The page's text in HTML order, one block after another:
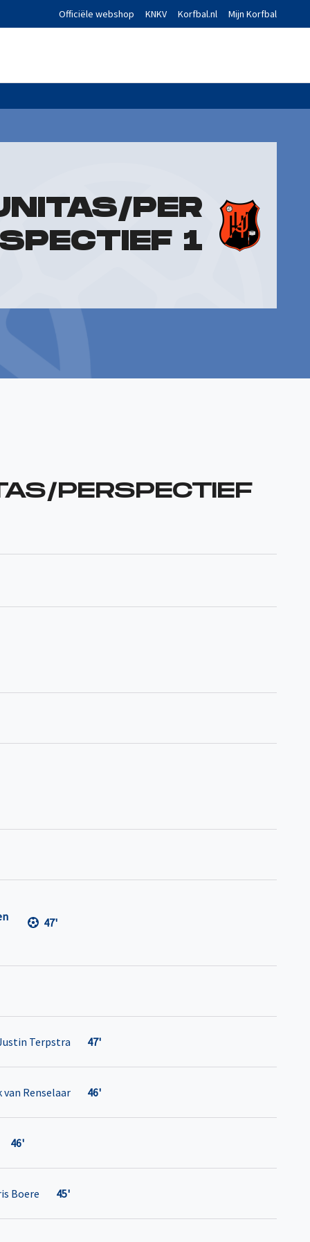
Officiële webshop KNKV Korfbal.nl Mijn Korfbal
PER
SPECTIEF 1
PERSPECTIEF
47'
Terpstra 47'
van Renselaar 46'
46'
Boere 45'